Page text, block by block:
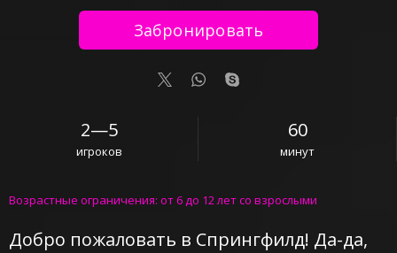
Забронировать
2—5
игроков
60
минут
Возрастные ограничения: от 6 до 12 лет со взрослыми
Добро пожаловать в Спрингфилд! Да-да,